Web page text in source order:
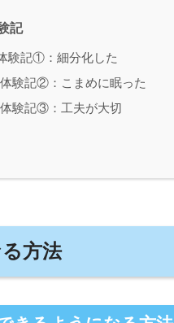
記
験記①：細分化した
験記②：こまめに眠った
験記③：工夫が大切
方法